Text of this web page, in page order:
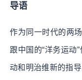
导语
作为同一时代的两
跟中国的“洋务运动
动和明治维新的指